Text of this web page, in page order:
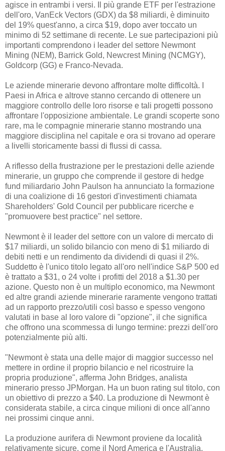
agisce in entrambi i versi. Il più grande ETF per l'estrazione
dell'oro, VanEck Vectors (GDX) da $8 miliardi, è diminuito
del 19% quest'anno, a circa $19, dopo aver toccato un
minimo di 52 settimane di recente. Le sue partecipazioni più
importanti comprendono i leader del settore Newmont
Mining (NEM), Barrick Gold, Newcrest Mining (NCMGY),
Goldcorp (GG) e Franco-Nevada.
Le aziende minerarie devono affrontare molte difficoltà. I
Paesi in Africa e altrove stanno cercando di ottenere un
maggiore controllo delle loro risorse e tali progetti possono
affrontare l'opposizione ambientale. Le grandi scoperte sono
rare, ma le compagnie minerarie stanno mostrando una
maggiore disciplina nel capitale e ora si trovano ad operare
a livelli storicamente bassi di flussi di cassa.
A riflesso della frustrazione per le prestazioni delle aziende
minerarie, un gruppo che comprende il gestore di hedge
fund miliardario John Paulson ha annunciato la formazione
di una coalizione di 16 gestori d'investimenti chiamata
Shareholders' Gold Council per pubblicare ricerche e
"promuovere best practice" nel settore.
Newmont è il leader del settore con un valore di mercato di
$17 miliardi, un solido bilancio con meno di $1 miliardo di
debiti netti e un rendimento da dividendi di quasi il 2%.
Suddetto è l'unico titolo legato all'oro nell'indice S&P 500 ed
è trattato a $31, o 24 volte i profitti del 2018 a $1.30 per
azione. Questo non è un multiplo economico, ma Newmont
ed altre grandi aziende minerarie raramente vengono trattati
ad un rapporto prezzo/utili così basso e spesso vengono
valutati in base al loro valore di "opzione", il che significa
che offrono una scommessa di lungo termine: prezzi dell'oro
potenzialmente più alti.
"Newmont è stata una delle major di maggior successo nel
mettere in ordine il proprio bilancio e nel ricostruire la
propria produzione", afferma John Bridges, analista
minerario presso JPMorgan. Ha un buon rating sul titolo, con
un obiettivo di prezzo a $40. La produzione di Newmont è
considerata stabile, a circa cinque milioni di once all'anno
nei prossimi cinque anni.
La produzione aurifera di Newmont proviene da località
relativamente sicure, come il Nord America e l'Australia.